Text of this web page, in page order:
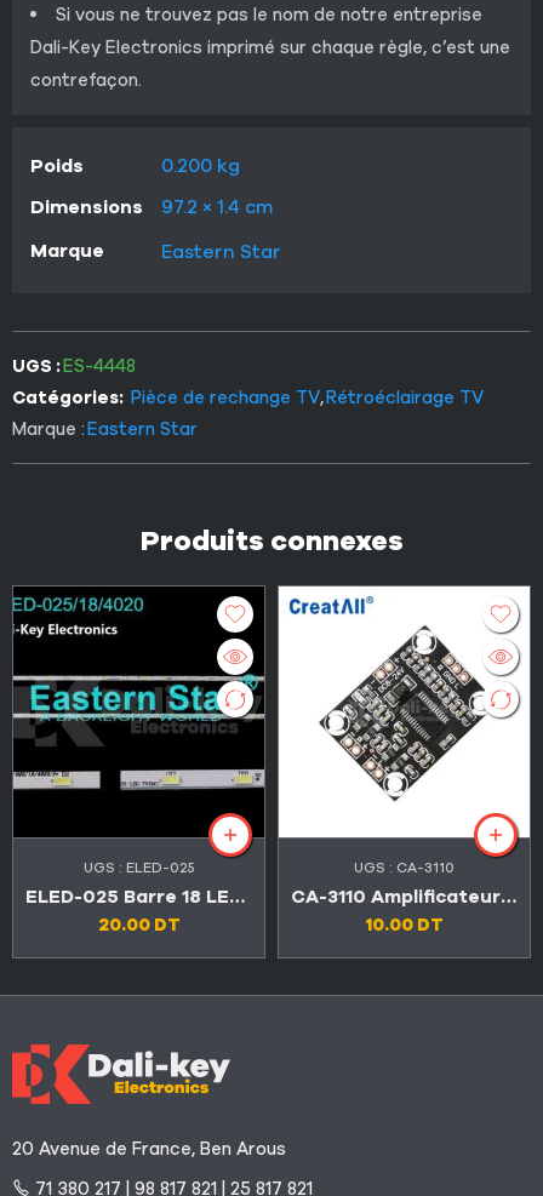
Si vous ne trouvez pas le nom de notre entreprise
Dali-Key Electronics imprimé sur chaque règle, c’est une
contrefaçon.
Poids
0.200 kg
Dimensions
97.2 × 1.4 cm
Marque
Eastern Star
UGS :ES-4448
Catégories: Pièce de rechange TV,Rétroéclairage TV
Marque :Eastern Star
Produits connexes
UGS : ELED-025
ELED-025 Barre 18 LED TV CONDOR 24″ (Original الاصلي)
20.00 DT
UGS : CA-3110
CA-3110 Amplificateur carte audio 2×15 W stéréo 8-24 V
10.00 DT
20 Avenue de France, Ben Arous
71 380 217 | 98 817 821 | 25 817 821